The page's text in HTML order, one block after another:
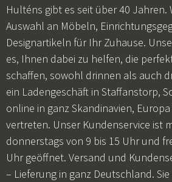
Hulténs gibt es seit über 40 Jahren.
Auswahl an Möbeln,
Designartikeln für Ihr Zuhause.
es, Ihnen dabei zu helfen, die
schaffen, sowohl drinnen als auch
ein Ladengeschäft in Staffanstorp,
online in ganz Skandinavien,
vertreten. Unser Kundenservice ist
donnerstags von 9 bis 15 Uhr und
Uhr geöffnet. Versand und
– Lieferung in ganz Deutschland.